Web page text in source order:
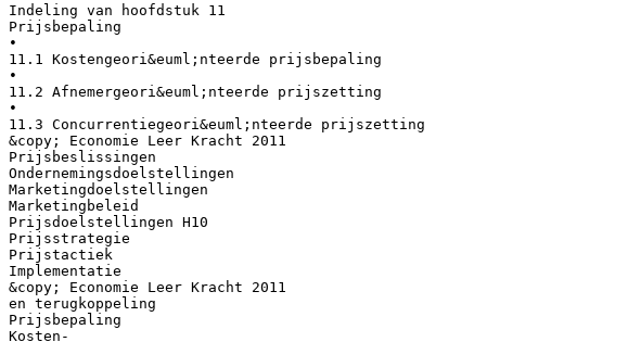
Indeling van hoofdstuk 11
Prijsbepaling
•
11.1 Kostengeori&euml;nteerde prijsbepaling
•
11.2 Afnemergeori&euml;nteerde prijszetting
•
11.3 Concurrentiegeori&euml;nteerde prijszetting
&copy; Economie Leer Kracht 2011
Prijsbeslissingen
Ondernemingsdoelstellingen
Marketingdoelstellingen
Marketingbeleid
Prijsdoelstellingen H10
Prijsstrategie
Prijstactiek
Implementatie
&copy; Economie Leer Kracht 2011
en terugkoppeling
Prijsbepaling
Kosten-